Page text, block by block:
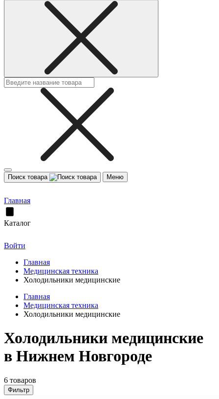
Поиск товара Меню
Главная
Каталог
Войти
Главная
Медицинская техника
Холодильники медицинские
Главная
Медицинская техника
Холодильники медицинские
Холодильники медицинские
в Нижнем Новгороде
6 товаров
Фильтр